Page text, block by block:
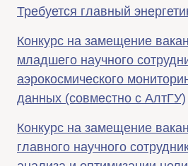
Требуется главный
Конкурс на замещение
младшего научного
аэрокосмического
данных (совместно с АлтГУ)
Конкурс на замещение
главного научного